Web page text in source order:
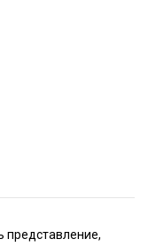
представление,